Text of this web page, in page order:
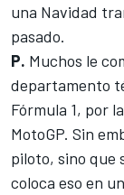
una Navidad
pasado.
P. Muchos le
departamento
Fórmula 1, por
MotoGP. Sin
piloto, sino que
coloca eso en